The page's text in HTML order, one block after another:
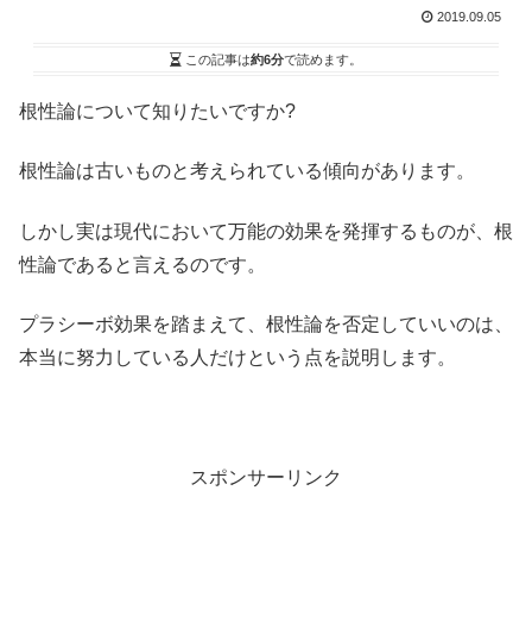
2019.09.05
この記事は約6分で読めます。
根性論について知りたいですか?
根性論は古いものと考えられている傾向があります。
しかし実は現代において万能の効果を発揮するものが、根
性論であると言えるのです。
プラシーボ効果を踏まえて、根性論を否定していいのは、
本当に努力している人だけという点を説明します。
スポンサーリンク